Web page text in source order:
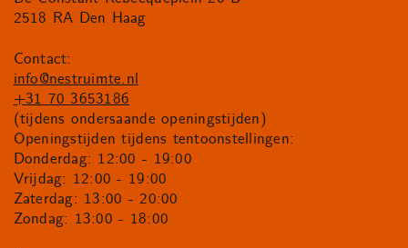
2518 RA Den Haag
Contact:
info@nestruimte.nl
+31 70 3653186
(tijdens ondersaande openingstijden)
Openingstijden tijdens tentoonstellingen:
Donderdag: 12:00 - 19:00
Vrijdag: 12:00 - 19:00
Zaterdag: 13:00 - 20:00
Zondag: 13:00 - 18:00